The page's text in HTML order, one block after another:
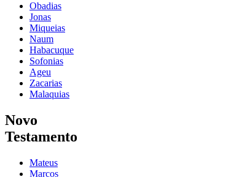
Obadias
Jonas
Miqueias
Naum
Habacuque
Sofonias
Ageu
Zacarias
Malaquias
Novo
Testamento
Mateus
Marcos